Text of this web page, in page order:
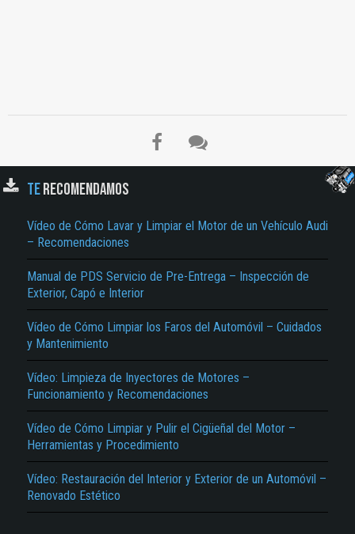
TERECOMENDAMOS
Vídeo de Cómo Lavar y Limpiar el Motor de un Vehículo Audi
– Recomendaciones
Manual de PDS Servicio de Pre-Entrega – Inspección de
Exterior, Capó e Interior
Vídeo de Cómo Limpiar los Faros del Automóvil – Cuidados
y Mantenimiento
Vídeo: Limpieza de Inyectores de Motores –
Funcionamiento y Recomendaciones
Vídeo de Cómo Limpiar y Pulir el Cigüeñal del Motor –
Herramientas y Procedimiento
Vídeo: Restauración del Interior y Exterior de un Automóvil –
Renovado Estético
El Título es incorrecto según el contenido.
Texto o Imagen de portada son erróneos.